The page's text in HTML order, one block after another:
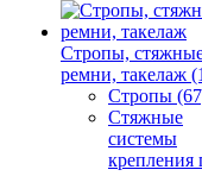
Стропы,
ремни, такелаж
Стропы
Стяжные
системы
крепления